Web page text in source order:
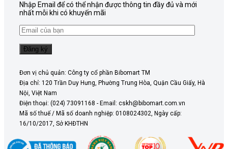
Nhập Email để có thể nhận được thông tin đầy đủ và mới
nhất mỗi khi có khuyến mãi
Đơn vị chủ quản: Công ty cổ phần Bibomart TM
Địa chỉ: 120 Trần Duy Hưng, Phường Trung Hòa, Quận Cầu Giấy, Hà
Nội, Việt Nam
Điện thoại: (024) 73091168 - Email: cskh@bibomart.com.vn
Mã số thuế / Mã số doanh nghiệp: 0108024302, Ngày cấp:
16/10/2017, Sở KHĐTHN